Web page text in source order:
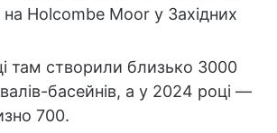
Holcombe Moor у Західних
там створили близько 3000
басейнів, а у 2024 році —
700.